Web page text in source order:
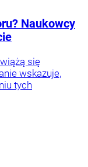
Naukowcy
się
wskazuje,
tych